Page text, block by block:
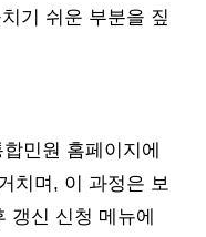
기 쉬운 부분을 짚
민원 홈페이지에
치며, 이 과정은 보
갱신 신청 메뉴에